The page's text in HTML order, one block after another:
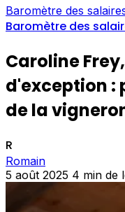
Baromètre des
Baromètre des
Caroline
d'exception :
de la
R
Romain
5 août 2025 4 min de